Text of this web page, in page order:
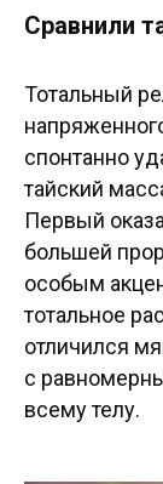
Сравнили
Тотальный
спонтанно
тайский
Первый
большей
особым
тотальное
отличился
с
всему телу.